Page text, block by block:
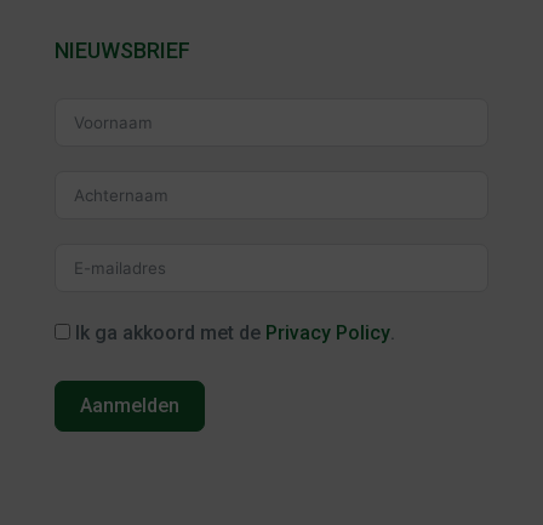
NIEUWSBRIEF
Ik ga akkoord met de Privacy Policy.
Aanmelden